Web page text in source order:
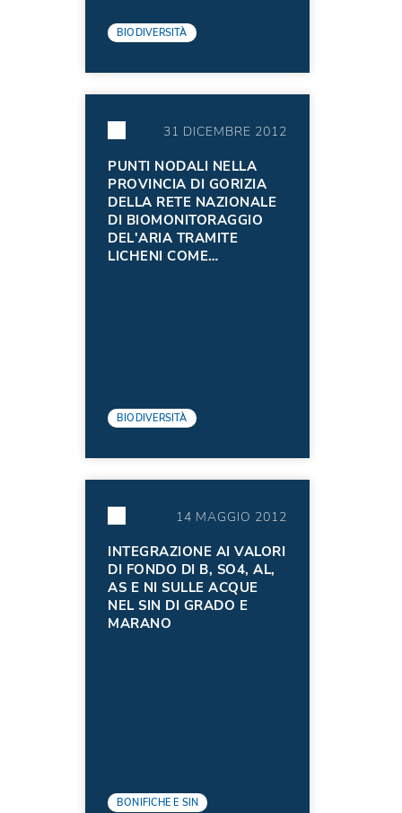
BIODIVERSITÀ
31 DICEMBRE 2012
PUNTI NODALI NELLA
PROVINCIA DI GORIZIA
DELLA RETE NAZIONALE
DI BIOMONITORAGGIO
DEL'ARIA TRAMITE
LICHENI COME
BIODIVERSITÀ
14 MAGGIO 2012
INTEGRAZIONE AI VALORI
DI FONDO DI B, SO4, AL,
AS E NI SULLE ACQUE
NEL SIN DI GRADO E
MARANO
BONIFICHE E SIN